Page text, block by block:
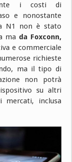
i costi di
e nonostante
N1 non è stato
ma da Foxconn,
e commerciale
richieste
ma il tipo di
non potrà
su altri
inclusa